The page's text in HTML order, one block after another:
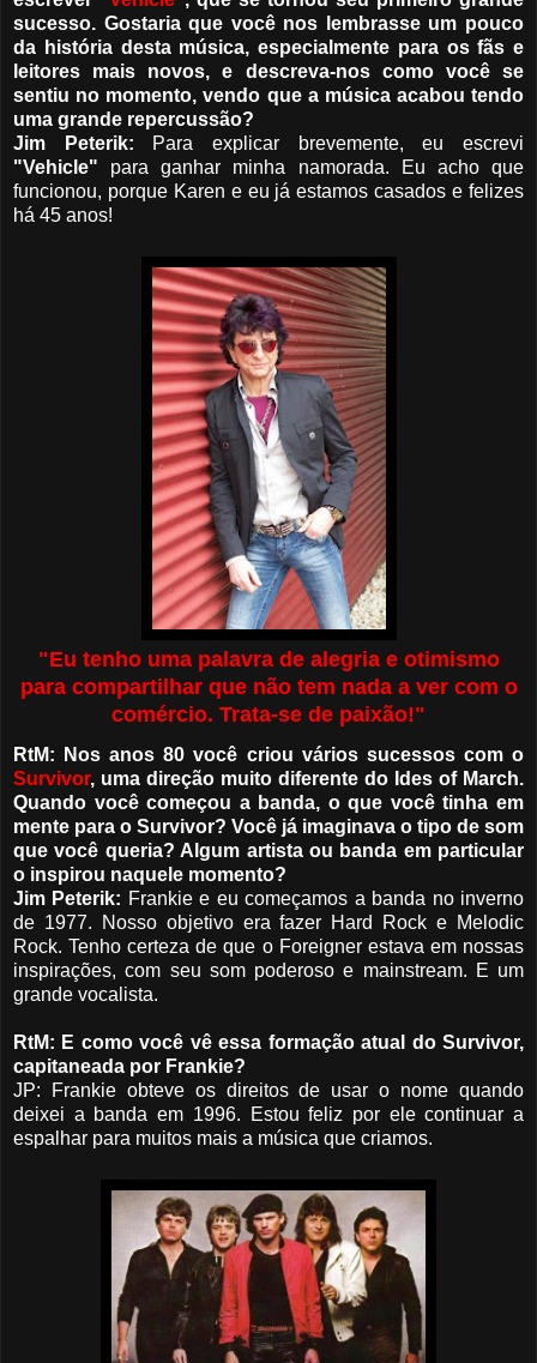
sucesso. Gostaria que você nos lembrasse um pouco
da história desta música, especialmente para os fãs e
leitores mais novos, e descreva-nos como você se
sentiu no momento, vendo que a música acabou tendo
uma grande repercussão?
Jim Peterik: Para explicar brevemente, eu escrevi
"Vehicle" para ganhar minha namorada. Eu acho que
funcionou, porque Karen e eu já estamos casados e felizes
há 45 anos!
"Eu tenho uma palavra de alegria e otimismo
para compartilhar que não tem nada a ver com o
comércio. Trata-se de paixão!"
RtM: Nos anos 80 você criou vários sucessos com o
Survivor, uma direção muito diferente do Ides of March.
Quando você começou a banda, o que você tinha em
mente para o Survivor? Você já imaginava o tipo de som
que você queria? Algum artista ou banda em particular
o inspirou naquele momento?
Jim Peterik: Frankie e eu começamos a banda no inverno
de 1977. Nosso objetivo era fazer Hard Rock e Melodic
Rock. Tenho certeza de que o Foreigner estava em nossas
inspirações, com seu som poderoso e mainstream. E um
grande vocalista.
RtM: E como você vê essa formação atual do Survivor,
capitaneada por Frankie?
JP: Frankie obteve os direitos de usar o nome quando
deixei a banda em 1996. Estou feliz por ele continuar a
espalhar para muitos mais a música que criamos.